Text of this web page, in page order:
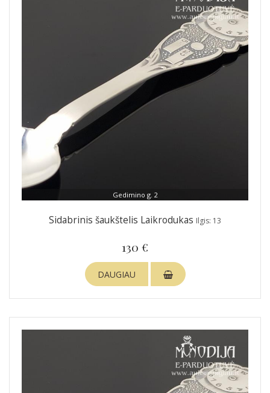
Gedimino g. 2
Sidabrinis šaukštelis Laikrodukas Ilgis: 13
130 €
DAUGIAU